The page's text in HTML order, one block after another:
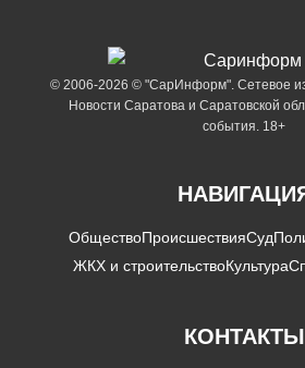
© 2006-2026 © "СарИнформ". Сетевое
Новости Саратова и Саратовской
события. 18+
ОбществоПроисшествияСуд
ЖКХ и строительствоКультура
КОНТАКТЫ